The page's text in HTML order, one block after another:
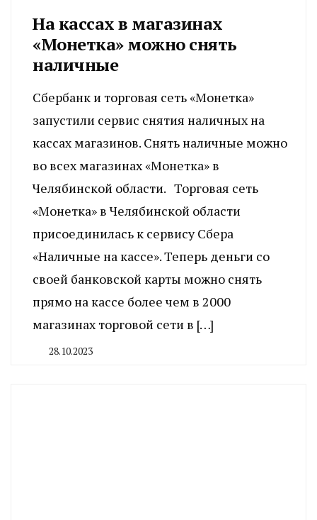
На кассах в магазинах
«Монетка» можно снять
наличные
Сбербанк и торговая сеть «Монетка»
запустили сервис снятия наличных на
кассах магазинов. Снять наличные можно
во всех магазинах «Монетка» в
Челябинской области. Торговая сеть
«Монетка» в Челябинской области
присоединилась к сервису Сбера
«Наличные на кассе». Теперь деньги со
своей банковской карты можно снять
прямо на кассе более чем в 2000
магазинах торговой сети в […]
28.10.2023